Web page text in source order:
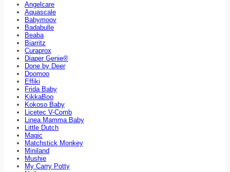
Angelcare
Aquascale
Babymoov
Badabulle
Beaba
Biarritz
Curaprox
Diaper Genie®
Done by Deer
Doomoo
Effiki
Frida Baby
KikkaBoo
Kokoso Baby
Licetec V-Comb
Linea Mamma Baby
Little Dutch
Magic
Matchstick Monkey
Miniland
Mushie
My Carry Potty